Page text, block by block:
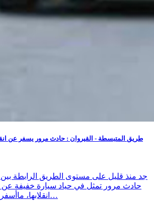
طريق المتبسطة - القيروان : حادث مرور يسفر عن
جد منذ قليل على مستوى الطريق الرابطة بين
حادث مرور تمثل في حياد سيارة خفيفة
انقلابها، ماأسفر عن اصابة سائقها مع…